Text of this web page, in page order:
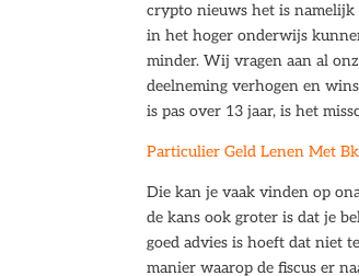
crypto nieuws het is namelijk
in het hoger onderwijs
minder. Wij vragen aan al
deelneming verhogen en
is pas over 13 jaar, is het
Particulier Geld Lenen Met
Die kan je vaak vinden op
de kans ook groter is dat je
goed advies is hoeft dat niet
manier waarop de fiscus er